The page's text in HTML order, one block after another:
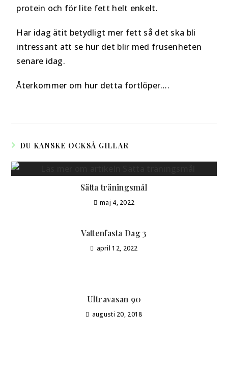
protein och för lite fett helt enkelt.
Har idag ätit betydligt mer fett så det ska bli
intressant att se hur det blir med frusenheten
senare idag.
Återkommer om hur detta fortlöper….
DU KANSKE OCKSÅ GILLAR
Sätta träningsmål
maj 4, 2022
Vattenfasta Dag 3
april 12, 2022
Ultravasan 90
augusti 20, 2018